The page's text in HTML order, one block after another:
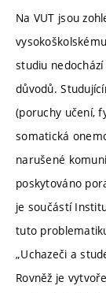
Na VUT jsou
studiu
důvodů.
(poruchy učení,
somatická
narušené
poskytováno
je součástí
tuto
„Uchazeči a
Rovněž je